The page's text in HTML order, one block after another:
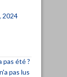
2024
pas été ?
pas lus